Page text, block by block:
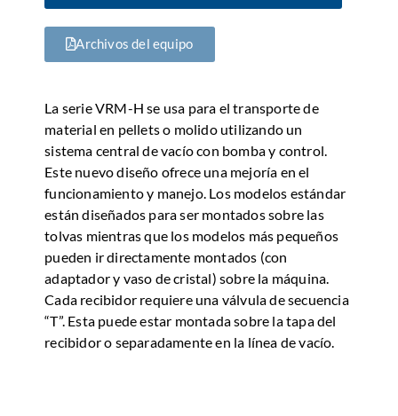
Archivos del equipo
La serie VRM-H se usa para el transporte de
material en pellets o molido utilizando un
sistema central de vacío con bomba y control.
Este nuevo diseño ofrece una mejoría en el
funcionamiento y manejo. Los modelos estándar
están diseñados para ser montados sobre las
tolvas mientras que los modelos más pequeños
pueden ir directamente montados (con
adaptador y vaso de cristal) sobre la máquina.
Cada recibidor requiere una válvula de secuencia
“T”. Esta puede estar montada sobre la tapa del
recibidor o separadamente en la línea de vacío.